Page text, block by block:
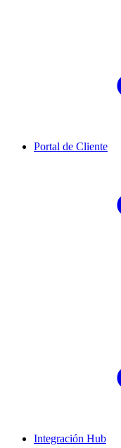
Portal de Cliente
Integración Hub